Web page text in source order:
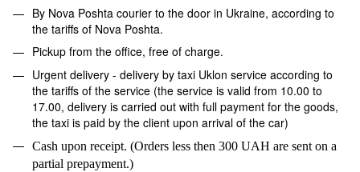
By Nova Poshta courier to the door in Ukraine, according to
the tariffs of Nova Poshta.
Pickup from the office, free of charge.
Urgent delivery - delivery by taxi Uklon service according to
the tariffs of the service (the service is valid from 10.00 to
17.00, delivery is carried out with full payment for the goods,
the taxi is paid by the client upon arrival of the car)
Cash upon receipt. (Orders less then 300 UAH are sent on a
partial prepayment.)